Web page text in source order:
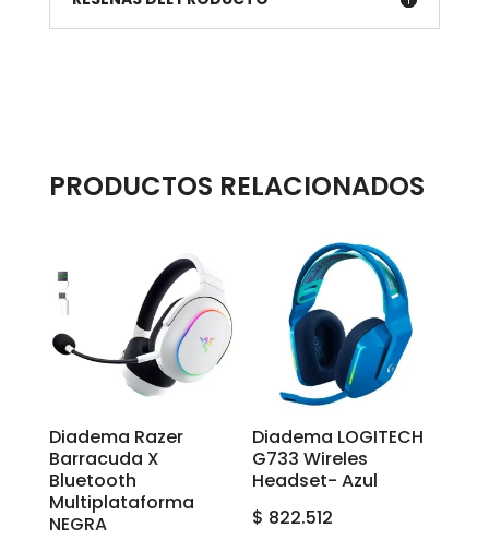
PRODUCTOS RELACIONADOS
Diadema Razer
Barracuda X
Bluetooth
Multiplataforma
NEGRA
Diadema LOGITECH
G733 Wireles
Headset- Azul
$ 822.512